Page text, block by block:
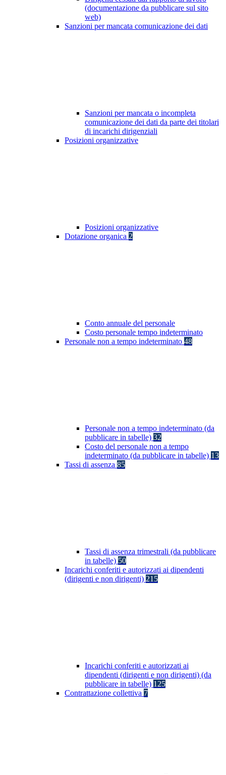
(documentazione da pubblicare sul sito
web)
Sanzioni per mancata comunicazione dei dati
Sanzioni per mancata o incompleta
comunicazione dei dati da parte dei titolari
di incarichi dirigenziali
Posizioni organizzative
Posizioni organizzative
Dotazione organica 2
Conto annuale del personale
Costo personale tempo indeterminato
Personale non a tempo indeterminato 48
Personale non a tempo indeterminato (da
pubblicare in tabelle) 32
Costo del personale non a tempo
indeterminato (da pubblicare in tabelle) 13
Tassi di assenza 85
Tassi di assenza trimestrali (da pubblicare
in tabelle) 50
Incarichi conferiti e autorizzati ai dipendenti
(dirigenti e non dirigenti) 215
Incarichi conferiti e autorizzati ai
dipendenti (dirigenti e non dirigenti) (da
pubblicare in tabelle) 125
Contrattazione collettiva 7